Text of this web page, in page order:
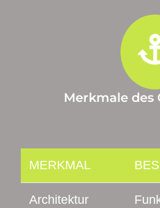
Merkmale des
MERKMAL
Architektur